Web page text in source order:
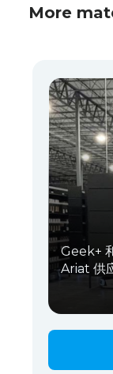
More
Geek+
Ariat 供